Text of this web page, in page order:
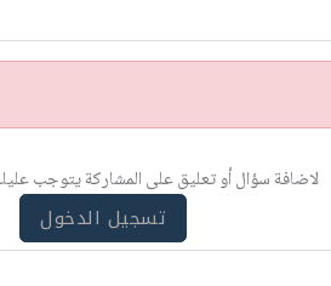
لاضافة سؤال أو تعليق على المشاركة يتوجب
تسجيل الدخول